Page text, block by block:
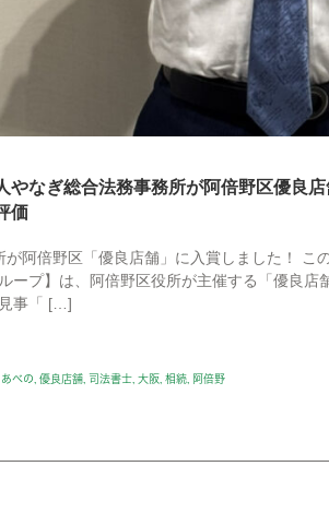
やなぎ総合法務事務所が阿倍野区優良
価
が阿倍野区「優良店舗」に入賞しました！ こ
ープ】は、阿倍野区役所が主催する「優良店
事「 […]
あべの 優良店舗 司法書士 大阪 相続 阿倍野